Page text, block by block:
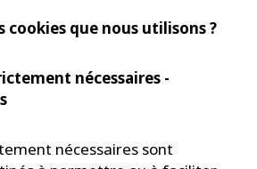
cookies que nous utilisons ?
nécessaires -
nécessaires sont